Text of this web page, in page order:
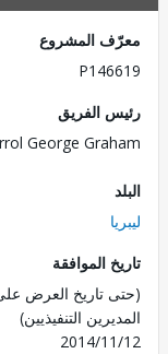
المشروع
الفريق
Errol George
الموافقة
تاريخ العرض على مجلس
التنفيذيين)
2014/